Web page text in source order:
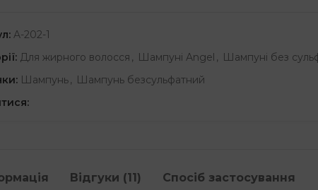
A-202-1
Для жирного волосся , Шампуні Angel , Шампуні без
Шампунь, Шампунь безсульфатний
Відгуки (11) Спосіб застосування